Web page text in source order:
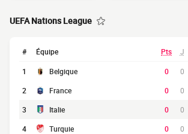
UEFA Nations League
# Équipe Pts J
1 Belgique 0 0
2 France 0 0
3 Italie 0
0
4
Turquie 0 0